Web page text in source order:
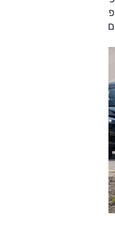
באיכות הכבישים, ונוח
מעליהן.